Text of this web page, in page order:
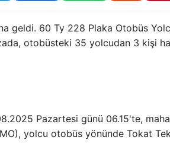
geldi. 60 Ty 228 Plaka Otobüs
otobüsteki 35 yolcudan 3 kişi
Pazartesi günü 06.15'te,
yolcu otobüs yönünde Tokat